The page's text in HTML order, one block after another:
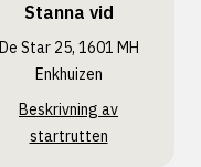
Stanna vid
De Star 25, 1601 MH
Enkhuizen
Beskrivning av
startrutten